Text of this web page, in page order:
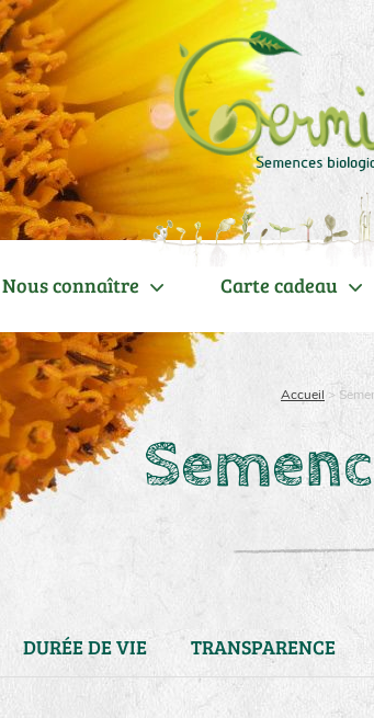
Nous connaître Carte cadeau
Accueil >
DURÉE DE VIE TRANSPARENCE